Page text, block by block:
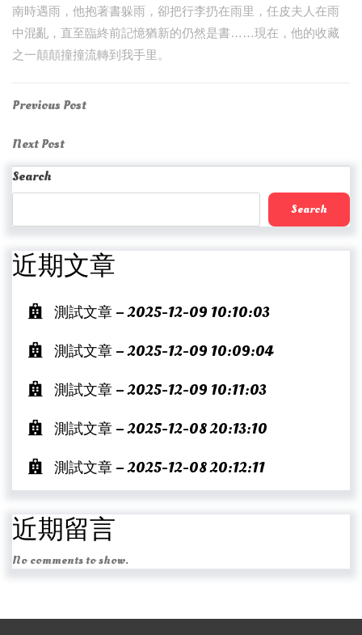
南時遇雨，他抱著書躲雨，卻把行李扔在雨里，任皮夫人在雨
中混亂，直至臨終前記憶猶新的仍然是書……現在，他的收藏
之一顛顛撞撞流轉到我手里。
Post
navigation
Previous
Previous Post
Next
Post
Next Post
Search
Search
近期文章
測試文章 – 2025-12-09 10:10:03
測試文章 – 2025-12-09 10:09:04
測試文章 – 2025-12-09 10:11:03
測試文章 – 2025-12-08 20:13:10
測試文章 – 2025-12-08 20:12:11
近期留言
No comments to show.